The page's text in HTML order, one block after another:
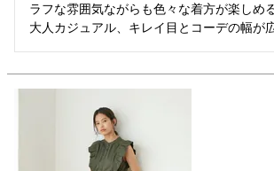
ラフな雰囲気ながらも色々な着方が楽しめ
大人カジュアル、キレイ目とコーデの幅が